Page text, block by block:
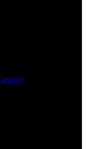
envío)